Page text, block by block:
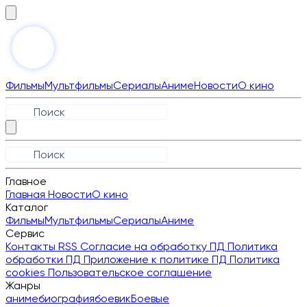
ФильмыМультфильмыСериалыАнимеНовостиО кино
Главное
Главная НовостиО кино
Каталог
ФильмыМультфильмыСериалыАниме
Сервис
Контакты RSS Согласие на обработку ПД Политика
обработки ПД Приложение к политике ПД Политика
cookies Пользовательское соглашение
Жанры
анимебиографиябоевикБоевые